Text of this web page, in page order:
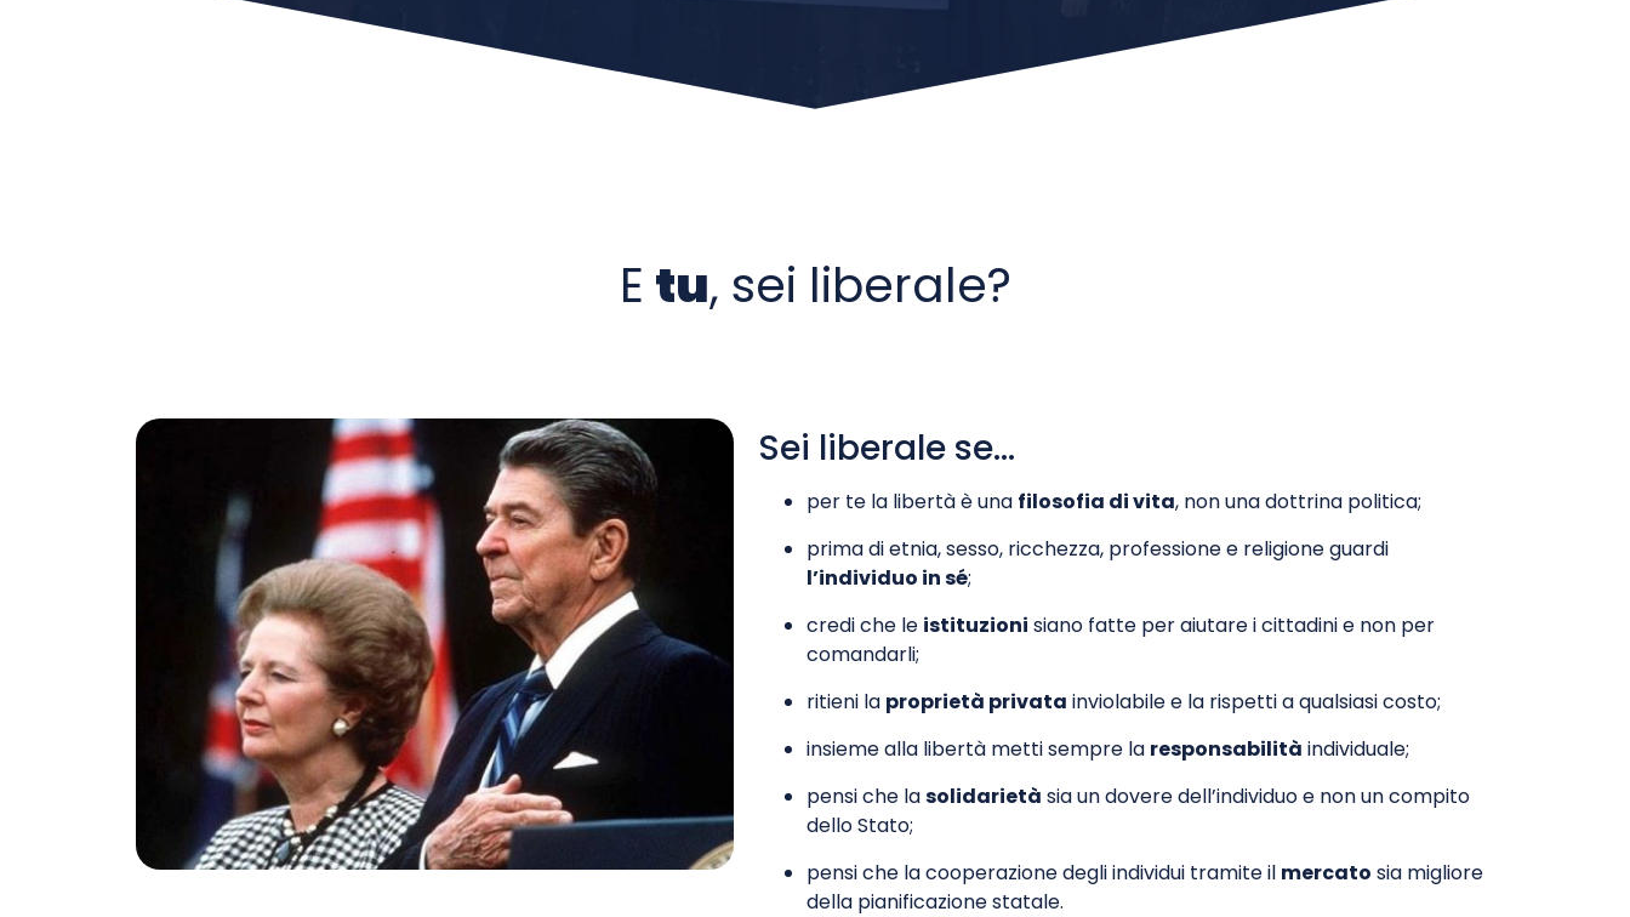
E tu, sei liberale?
Sei liberale se…
per te la libertà è una filosofia di vita, non una dottrina politica;
prima di etnia, sesso, ricchezza, professione e religione guardi
l’individuo in sé;
credi che le istituzioni siano fatte per aiutare i cittadini e non per
comandarli;
ritieni la proprietà privata inviolabile e la rispetti a qualsiasi costo;
insieme alla libertà metti sempre la responsabilità individuale;
pensi che lasolidarietà sia un dovere dell’individuo e non un compito
dello Stato;
pensi che la cooperazione degli individui tramite il mercato sia migliore
della pianificazione statale.